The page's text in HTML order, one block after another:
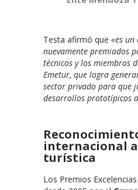
Testa afirmó que «es
nuevamente premiados
técnicos y los miembros
Emetur, que logra
sector privado para que
desarrollos prototípicos
internacional
turística
Los Premios